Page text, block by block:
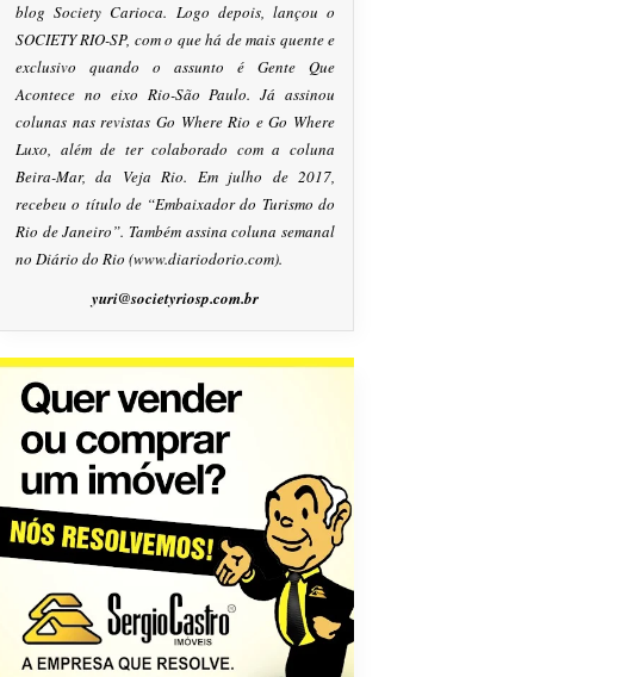
blog Society Carioca. Logo depois, lançou o
SOCIETY RIO-SP, com o que há de mais quente e
exclusivo quando o assunto é Gente Que
Acontece no eixo Rio-São Paulo. Já assinou
colunas nas revistas Go Where Rio e Go Where
Luxo, além de ter colaborado com a coluna
Beira-Mar, da Veja Rio. Em julho de 2017,
recebeu o título de “Embaixador do Turismo do
Rio de Janeiro”. Também assina coluna semanal
no Diário do Rio (www.diariodorio.com).
yuri@societyriosp.com.br